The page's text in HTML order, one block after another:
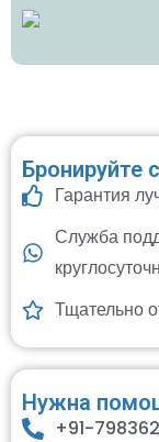
Бронируйте
Гарантия
Служба
Тщательно
Нужна
+91-